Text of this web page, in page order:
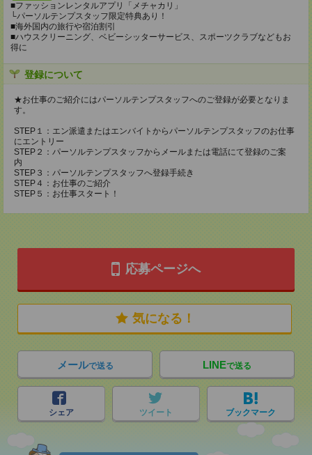
■ファッションレンタルアプリ「メチャカリ」
└パーソルテンプスタッフ限定特典あり！
■海外国内の旅行や宿泊割引
■ハウスクリーニング、ベビーシッターサービス、スポーツクラブなどもお
得に
登録について
★お仕事のご紹介にはパーソルテンプスタッフへのご登録が必要となりま
す。
STEP１：エン派遣またはエンバイトからパーソルテンプスタッフのお仕事
にエントリー
STEP２：パーソルテンプスタッフからメールまたは電話にて登録のご案
内
STEP３：パーソルテンプスタッフへ登録手続き
STEP４：お仕事のご紹介
STEP５：お仕事スタート！
応募ページへ
気になる！
メールで送る LINEで送る
シェア ツイート ブックマーク